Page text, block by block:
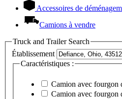
Accessoires de
Camions à vendre
Truck and Trailer Search
Établissement
Caractéristiques :
Camion avec fourgon
Camion avec fourgon